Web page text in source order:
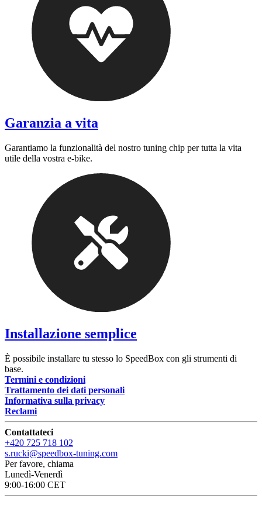
Garanzia a vita
Garantiamo la funzionalità del nostro tuning chip per tutta la vita
utile della vostra e-bike.
Installazione semplice
È possibile installare tu stesso lo SpeedBox con gli strumenti di
base.
Termini e condizioni
Trattamento dei dati personali
Informativa sulla privacy
Reclami
Contattateci
+420 725 718 102
s.rucki@speedbox-tuning.com
Per favore, chiama
Lunedì-Venerdì
9:00-16:00 CET